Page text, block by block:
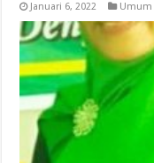
Januari 6, 2022 Umum